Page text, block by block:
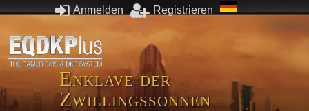
Anmelden Registrieren
Enklave der
Zwillingssonnen